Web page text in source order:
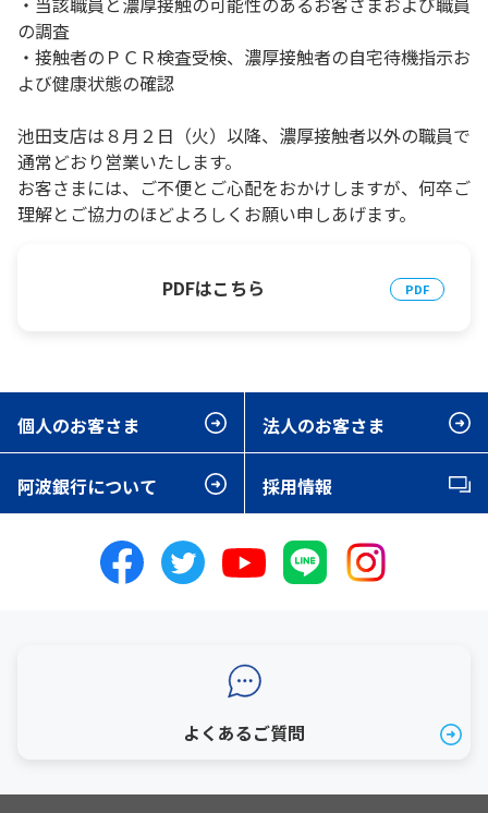
の調査
・接触者のＰＣＲ検査受検、濃厚接触者の自宅待機指示お
よび健康状態の確認
池田支店は８月２日（火）以降、濃厚接触者以外の職員で
通常どおり営業いたします。
お客さまには、ご不便とご心配をおかけしますが、何卒ご
理解とご協力のほどよろしくお願い申しあげます。
PDFはこちら
個人のお客さま 法人のお客さま
阿波銀行について 採用情報
よくあるご質問